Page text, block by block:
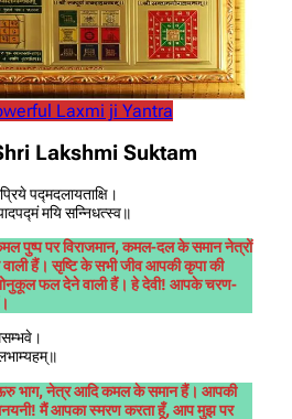
Laxmi ji Yantra
Shri Lakshmi Suktam
पद्मदलायताक्षि।
मयि सन्निधत्स्व॥
पुष्प पर विराजमान, कमल-दल के समान नेत्रों
हैं। सृष्टि के सभी जीव आपकी कृपा की
फल देने वाली हैं। हे देवी! आपके चरण-
भाग, नेत्र आदि कमल के समान हैं। आपकी
मैं आपका स्मरण करता हूँ, आप मुझ पर